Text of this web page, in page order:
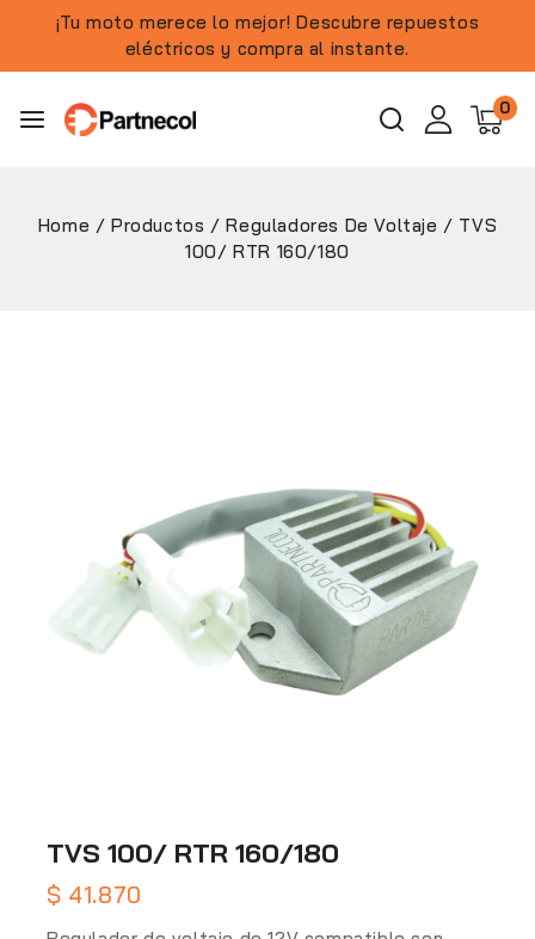
¡Tu moto merece lo mejor! Descubre repuestos
eléctricos y compra al instante.
0
Home / Productos / Reguladores De Voltaje / TVS
100/ RTR 160/180
TVS 100/ RTR 160/180
$ 41.870